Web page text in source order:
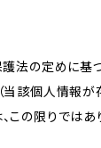
護法の定めに
該個人情報が
の限りではあ